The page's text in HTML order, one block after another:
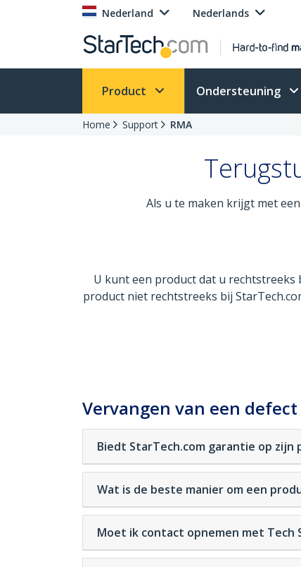
Nederland Nederlands
Product Ondersteuning
Home Support RMA
Als u te maken krijgt met
U kunt een product dat u
product niet rechtstreeks bij
Vervangen van een
Biedt StarTech.com garantie op zijn
Wat is de beste manier om een
Moet ik contact opnemen met